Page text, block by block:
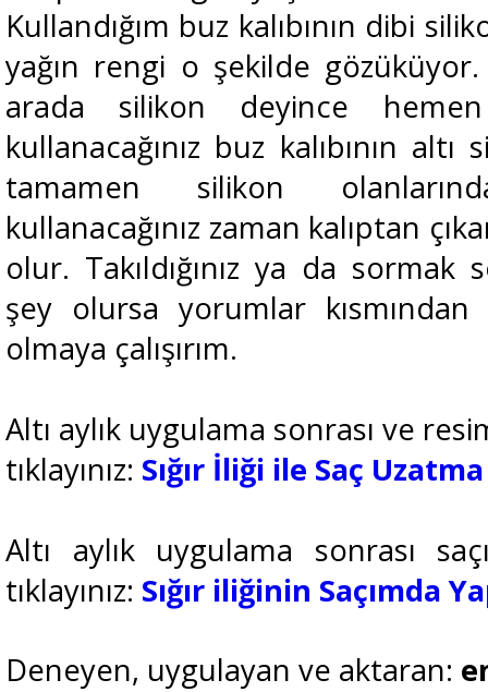
Kullandığım buz kalıbının dibi
yağın rengi o şekilde
arada silikon deyince
kullanacağınız buz kalıbının
tamamen silikon
kullanacağınız zaman kalıptan
olur. Takıldığınız ya da
şey olursa yorumlar kısmından
olmaya çalışırım.
Altı aylık uygulama sonrası ve
tıklayınız: Sığır İliği ile Saç
Altı aylık uygulama sonrası
tıklayınız: Sığır iliğinin Saçımda
Deneyen, uygulayan ve aktaran: